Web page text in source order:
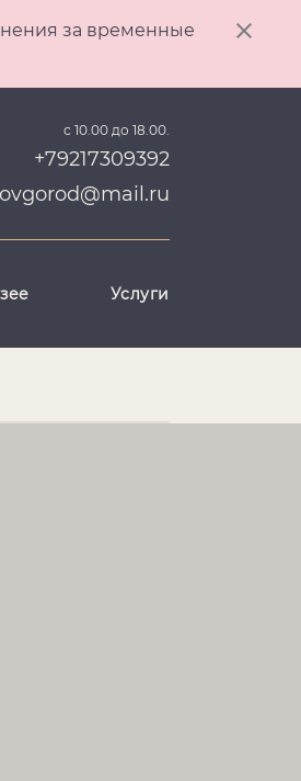
за временные
с 10.00 до 18.00.
+79217309392
Услуги